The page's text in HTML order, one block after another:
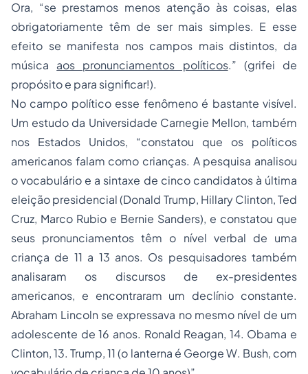
Ora, “se prestamos menos atenção às coisas, elas
obrigatoriamente têm de ser mais simples. E esse
efeito se manifesta nos campos mais distintos, da
música aos pronunciamentos políticos.” (grifei de
propósito e para significar!).
No campo político esse fenômeno é bastante visível.
Um estudo da Universidade Carnegie Mellon, também
nos Estados Unidos, “constatou que os políticos
americanos falam como crianças. A pesquisa analisou
o vocabulário e a sintaxe de cinco candidatos à última
eleição presidencial (Donald Trump, Hillary Clinton, Ted
Cruz, Marco Rubio e Bernie Sanders), e constatou que
seus pronunciamentos têm o nível verbal de uma
criança de 11 a 13 anos. Os pesquisadores também
analisaram os discursos de ex-presidentes
americanos, e encontraram um declínio constante.
Abraham Lincoln se expressava no mesmo nível de um
adolescente de 16 anos. Ronald Reagan, 14. Obama e
Clinton, 13. Trump, 11 (o lanterna é George W. Bush, com